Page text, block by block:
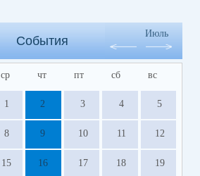
События
Июль
ср чт пт сб вс
1 2 3 4 5
8 9 10 11 12
15 16 17 18 19